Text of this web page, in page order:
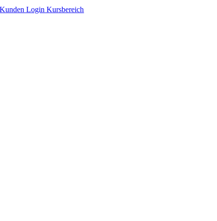
Zum
Kunden Login Kursbereich